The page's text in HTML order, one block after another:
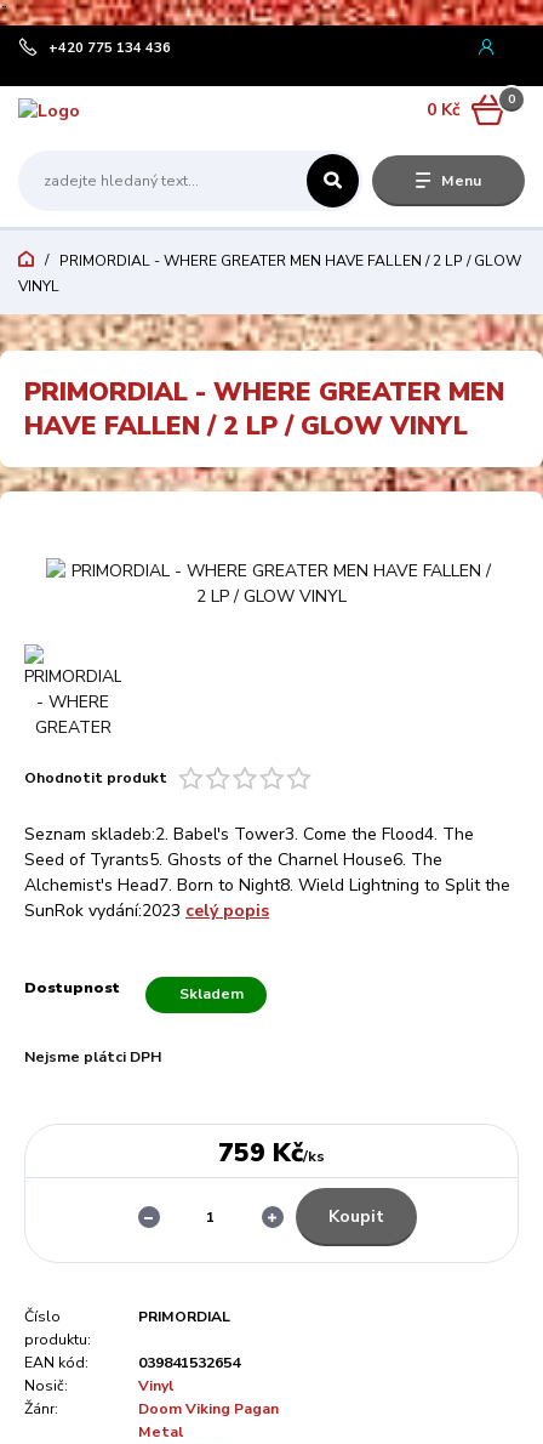
¨
Menu
+420 775 134 436
0
0 Kč
PRIMORDIAL - WHERE GREATER MEN HAVE FALLEN / 2 LP / GLOW
VINYL
PRIMORDIAL - WHERE GREATER MEN
HAVE FALLEN / 2 LP / GLOW VINYL
Ohodnotit produkt
Seznam skladeb:2. Babel's Tower3. Come the Flood4. The
Seed of Tyrants5. Ghosts of the Charnel House6. The
Alchemist's Head7. Born to Night8. Wield Lightning to Split the
SunRok vydání:2023 celý popis
Dostupnost Skladem
Nejsme plátci DPH
759 Kč/ks
Koupit
Číslo
produktu:
PRIMORDIAL
EAN kód:
039841532654
Nosič:
Vinyl
Žánr:
Doom Viking Pagan
Metal